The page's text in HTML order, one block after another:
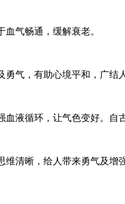
气畅通，缓解衰老。
气，有助心境平和，广结
液循环，让气色变好。自
清晰，给人带来勇气及增